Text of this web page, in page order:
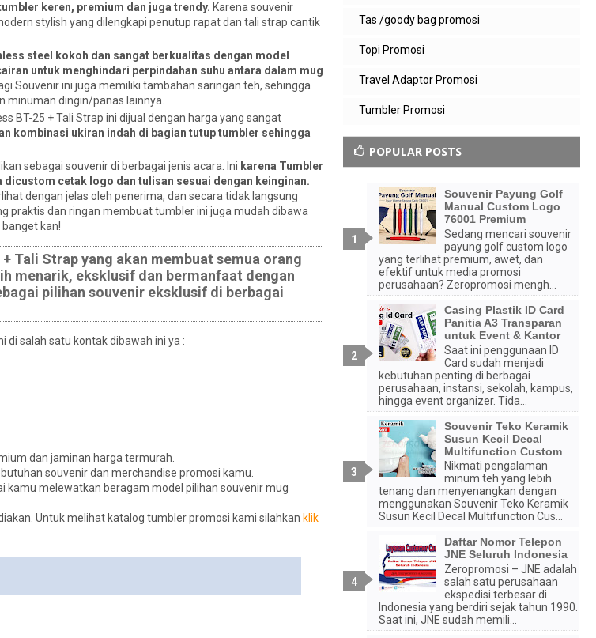
keren, premium dan juga trendy. Karena souvenir
stylish yang dilengkapi penutup rapat dan tali strap cantik
steel kokoh dan sangat berkualitas dengan model
untuk menghindari perpindahan suhu antara dalam mug
Souvenir ini juga memiliki tambahan saringan teh, sehingga
minuman dingin/panas lainnya.
BT-25 + Tali Strap ini dijual dengan harga yang sangat
kombinasi ukiran indah di bagian tutup tumbler sehingga
sebagai souvenir di berbagai jenis acara. Ini karena Tumbler
cetak logo dan tulisan sesuai dengan keinginan.
dengan jelas oleh penerima, dan secara tidak langsung
praktis dan ringan membuat tumbler ini juga mudah dibawa
kan!
Tali Strap yang akan membuat semua orang
menarik, eksklusif dan bermanfaat dengan
pilihan souvenir eksklusif di berbagai
salah satu kontak dibawah ini ya :
dan jaminan harga termurah.
souvenir dan merchandise promosi kamu.
kamu melewatkan beragam model pilihan souvenir mug
Untuk melihat katalog tumbler promosi kami silahkan klik
Tas /goody bag promosi
Topi Promosi
Travel Adaptor Promosi
Tumbler Promosi
POPULAR POSTS
Souvenir Payung Golf
Manual Custom Logo
76001 Premium
Sedang mencari souvenir
payung golf custom logo
yang terlihat premium, awet, dan
efektif untuk media promosi
perusahaan? Zeropromosi mengh...
Casing Plastik ID Card
Panitia A3 Transparan
untuk Event & Kantor
Saat ini penggunaan ID
Card sudah menjadi
kebutuhan penting di berbagai
perusahaan, instansi, sekolah, kampus,
hingga event organizer. Tida...
Souvenir Teko Keramik
Susun Kecil Decal
Multifunction Custom
Nikmati pengalaman
minum teh yang lebih
tenang dan menyenangkan dengan
menggunakan Souvenir Teko Keramik
Susun Kecil Decal Multifunction Cus...
Daftar Nomor Telepon
JNE Seluruh Indonesia
Zeropromosi – JNE adalah
salah satu perusahaan
ekspedisi terbesar di
Indonesia yang berdiri sejak tahun 1990.
Saat ini, JNE sudah memili...